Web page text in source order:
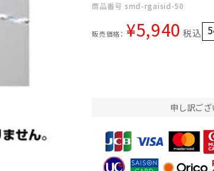
商品番号 smd-rgaisid-50
販売価格： ¥5,940 税込
申し訳ござ